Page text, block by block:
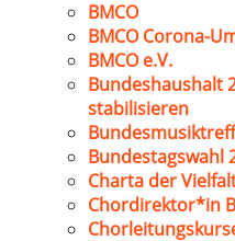
BMCO
BMCO Corona-
BMCO e.V.
Bundeshaushalt
stabilisieren
Bundestagswahl
Charta der
Chordirektor*in